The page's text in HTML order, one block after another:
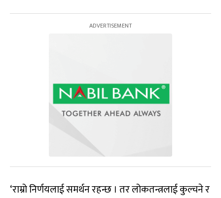
‘राम्रो निर्णयलाई समर्थन रहन्छ । तर लोकतन्त्रलाई कुल्चने र